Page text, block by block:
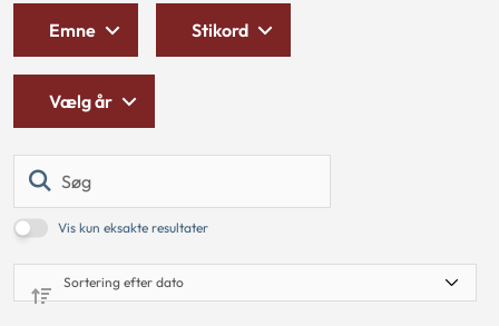
Vis kun eksakte resultater
Emne Stikord
Vælg år